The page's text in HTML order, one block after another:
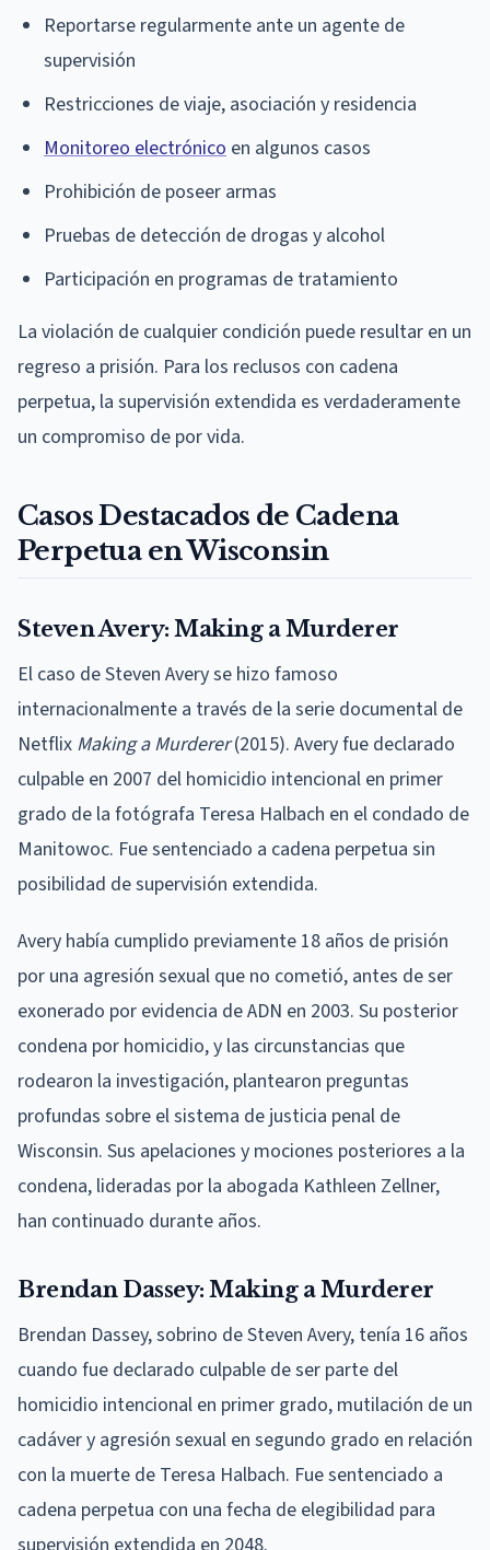
Reportarse regularmente ante un agente de
supervisión
Restricciones de viaje, asociación y residencia
Monitoreo electrónico en algunos casos
Prohibición de poseer armas
Pruebas de detección de drogas y alcohol
Participación en programas de tratamiento
La violación de cualquier condición puede resultar en un
regreso a prisión. Para los reclusos con cadena
perpetua, la supervisión extendida es verdaderamente
un compromiso de por vida.
Casos Destacados de Cadena
Perpetua en Wisconsin
Steven Avery: Making a Murderer
El caso de Steven Avery se hizo famoso
internacionalmente a través de la serie documental de
Netflix Making a Murderer(2015). Avery fue declarado
culpable en 2007 del homicidio intencional en primer
grado de la fotógrafa Teresa Halbach en el condado de
Manitowoc. Fue sentenciado a cadena perpetua sin
posibilidad de supervisión extendida.
Avery había cumplido previamente 18 años de prisión
por una agresión sexual que no cometió, antes de ser
exonerado por evidencia de ADN en 2003. Su posterior
condena por homicidio, y las circunstancias que
rodearon la investigación, plantearon preguntas
profundas sobre el sistema de justicia penal de
Wisconsin. Sus apelaciones y mociones posteriores a la
condena, lideradas por la abogada Kathleen Zellner,
han continuado durante años.
Brendan Dassey: Making a Murderer
Brendan Dassey, sobrino de Steven Avery, tenía 16 años
cuando fue declarado culpable de ser parte del
homicidio intencional en primer grado, mutilación de un
cadáver y agresión sexual en segundo grado en relación
con la muerte de Teresa Halbach. Fue sentenciado a
cadena perpetua con una fecha de elegibilidad para